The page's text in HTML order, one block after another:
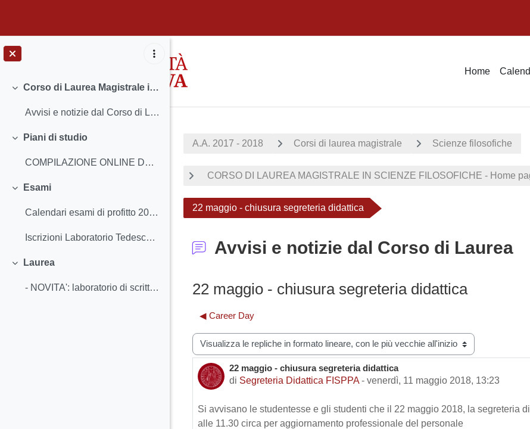
Home
Minimizza
Corso di Laurea Magistrale in Scienze Filosofiche
Avvisi e notizie dal Corso di Laurea Insegnamenti...
Minimizza
Piani di studio
COMPILAZIONE ONLINE DEL PIANO DEGLI STUDI (a parti...
Minimizza
Esami
Calendari esami di profitto 2017-18 Iscriversi ag...
Iscrizioni Laboratorio Tedesco BaseIscrizioni Labo...
Minimizza
Laurea
- NOVITA': laboratorio di scrittura tesi - Calend...
A.A. 2017 - 2018 Corsi di laurea magistrale Scienze filosofiche
CORSO DI LAUREA MAGISTRALE IN SCIENZE FILOSOFICHE - Home
22 maggio - chiusura segreteria didattica
Avvisi e notizie dal Corso di Laurea
22 maggio - chiusura segreteria didattica
◀︎ Career Day
Modalità visualizzazione
22 maggio - chiusura segreteria didattica
di Segreteria Didattica FISPPA - venerdì, 11 maggio 2018, 13:23
Numero di risposte: 0
Si avvisano le studentesse e gli studenti che il 22 maggio 2018, la segreteria
alle 11.30 circa per aggiornamento professionale del personale